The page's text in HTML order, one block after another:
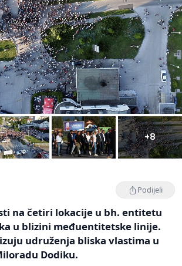
+8
Podijeli
na četiri lokacije u bh. entitetu
u blizini međuentitetske linije.
udruženja bliska vlastima u
Dodiku.